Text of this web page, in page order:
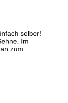
selber!
Im
zum